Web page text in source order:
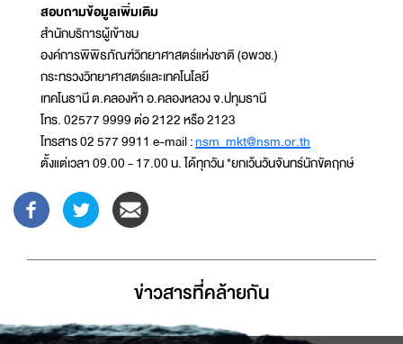
สอบถามข้อมูลเพิ่มเติม
สำนักบริการผู้เข้าชม
องค์การพิพิธภัณฑ์วิทยาศาสตร์แห่งชาติ (อพวช.)
กระทรวงวิทยาศาสตร์และเทคโนโลยี
เทคโนธานี ต.คลองห้า อ.คลองหลวง จ.ปทุมธานี
โทร. 02577 9999 ต่อ 2122 หรือ 2123
โทรสาร 02 577 9911 e-mail :nsm_mkt@nsm.or.th
ตั้งแต่เวลา 09.00 - 17.00 น. ได้ทุกวัน *ยกเว้นวันจันทร์นักขัตฤกษ์
ข่าวสารที่่คล้ายกัน